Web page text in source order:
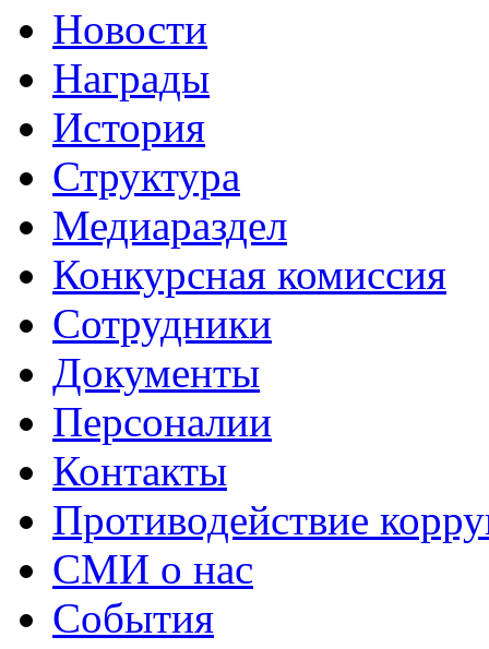
Новости
Награды
История
Структура
Медиараздел
Конкурсная комиссия
Сотрудники
Документы
Персоналии
Контакты
Противодействие
СМИ о нас
События